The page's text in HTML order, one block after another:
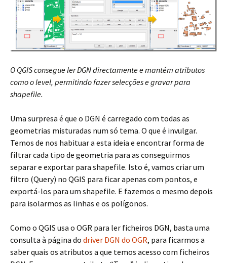
O QGIS consegue ler DGN directamente e mantém atributos
como o level, permitindo fazer selecções e gravar para
shapefile.
Uma surpresa é que o DGN é carregado com todas as
geometrias misturadas num só tema. O que é invulgar.
Temos de nos habituar a esta ideia e encontrar forma de
filtrar cada tipo de geometria para as conseguirmos
separar e exportar para shapefile. Isto é, vamos criar um
filtro (Query) no QGIS para ficar apenas com pontos, e
exportá-los para um shapefile. E fazemos o mesmo depois
para isolarmos as linhas e os polígonos.
Como o QGIS usa o OGR para ler ficheiros DGN, basta uma
consulta à página do driver DGN do OGR, para ficarmos a
saber quais os atributos a que temos acesso com ficheiros